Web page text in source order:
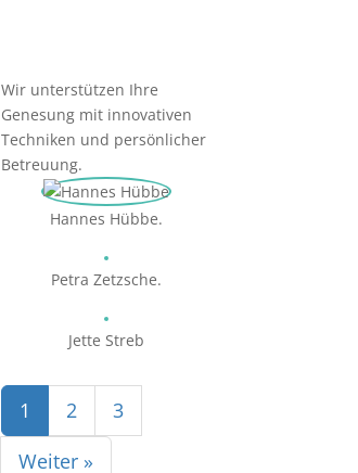
Wir unterstützen Ihre
Genesung mit innovativen
Techniken und persönlicher
Betreuung.
Hannes Hübbe.
Petra Zetzsche.
Jette Streb
1 2
3
Weiter »